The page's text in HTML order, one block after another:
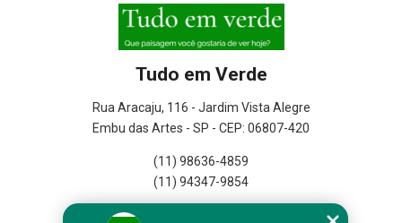
Tudo em Verde
Rua Aracaju, 116 - Jardim Vista Alegre
Embu das Artes - SP - CEP: 06807-420
(11) 98636-4859
(11) 94347-9854